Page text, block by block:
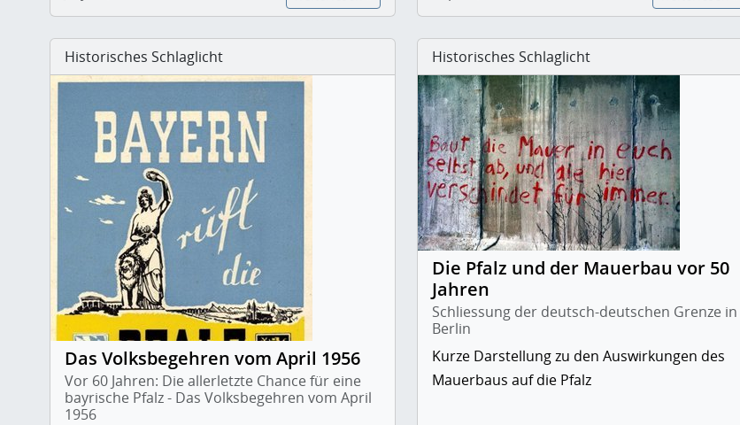
Historisches Schlaglicht
Das Volksbegehren vom April 1956
Vor 60 Jahren: Die allerletzte Chance für eine
bayrische Pfalz - Das Volksbegehren vom April
1956
Historisches Schlaglicht
Die Pfalz und der Mauerbau vor 50
Jahren
Schliessung der deutsch-deutschen Grenze in
Berlin
Kurze Darstellung zu den Auswirkungen des
Mauerbaus auf die Pfalz